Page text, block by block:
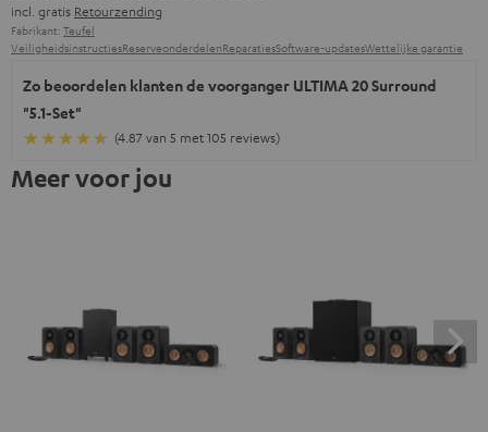
incl. gratis Retourzending
Fabrikant: Teufel
VeiligheidsinstructiesReserveonderdelenReparatiesSoftware-updatesWettelijke garantie
Zo beoordelen klanten de voorganger ULTIMA 20 Surround
"5.1-Set"
(4.87 van 5 met 105 reviews)
Meer voor jou